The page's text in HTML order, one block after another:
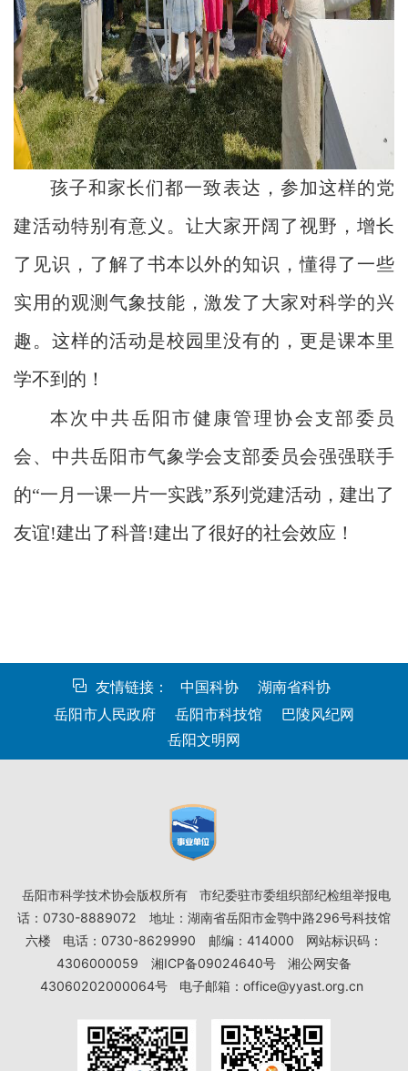
孩子和家长们都一致表达，参加这样的党
建活动特别有意义。让大家开阔了视野，增长
了见识，了解了书本以外的知识，懂得了一些
实用的观测气象技能，激发了大家对科学的兴
趣。这样的活动是校园里没有的，更是课本里
学不到的！
本次中共岳阳市健康管理协会支部委员
会、中共岳阳市气象学会支部委员会强强联手
的“一月一课一片一实践”系列党建活动，建出了
友谊!建出了科普!建出了很好的社会效应！
友情链接： 中国科协
湖南省科协
岳阳市人民政府
岳阳市科技馆
巴陵风纪网
岳阳文明网
岳阳市科学技术协会版权所有
市纪委驻市委组织部纪检组举报电
话：0730-8889072
地址：湖南省岳阳市金鹗中路296号科技馆
六楼
电话：0730-8629990 邮编：414000
网站标识码：
4306000059
湘ICP备09024640号
湘公网安备
43060202000064号
电子邮箱：office@yyast.org.cn